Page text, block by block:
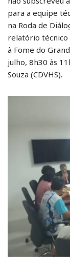
para a equipe
na Roda de
relatório
à Fome do
julho, 8h30 às
Souza (CDVHS).